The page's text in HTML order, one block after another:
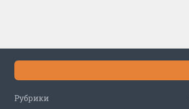
Рубрики